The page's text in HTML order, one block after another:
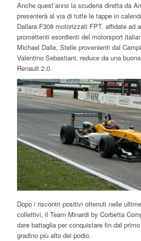
Anche quest’anno la scuderia diretta da
presenterà al via di tutte le tappe in
Dallara F308 motorizzati FPT, affidate ad
promettenti esordienti del motorsport
Michael Dalle, Stelle provenienti dal
Valentino Sebastiani, reduce da una
Renault 2.0.
Dopo i riscontri positivi ottenuti nelle
collettivi, il Team Minardi by Corbetta
dare battaglia per conquistare fin dal
gradino più alto del podio.